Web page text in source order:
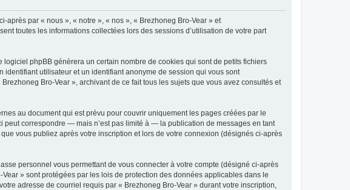
par « nous », « notre », « nos », « Brezhoneg Bro-Vear » et
toutes les informations collectées lors des sessions d’utilisation de votre part
phpBB génèrera un certain nombre de cookies qui sont de petits fichiers
utilisateur et un identifiant anonyme de session qui vous sont
Bro-Vear », archivant de ce fait tous les sujets que vous avez consultés et
au document qui est prévu pour couvrir uniquement les pages créées par le
correspondre — mais n’est pas limité à — la publication de messages en tant
vous publiez après votre inscription et lors de votre connexion (désignés ci-après
personnel vous permettant de vous connecter à votre compte (désigné ci-après
» sont protégées par les lois de protection des données applicables dans le
adresse de courriel requis par « Brezhoneg Bro-Vear » durant votre inscription,